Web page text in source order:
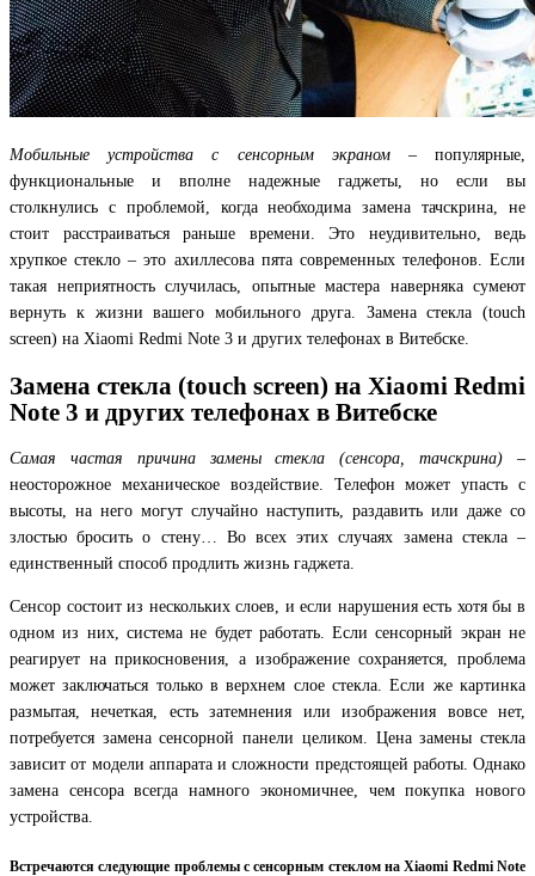
Мобильные устройства с сенсорным экраном– популярные,
функциональные и вполне надежные гаджеты, но если вы
столкнулись с проблемой, когда необходима замена тачскрина, не
стоит расстраиваться раньше времени. Это неудивительно, ведь
хрупкое стекло – это ахиллесова пята современных телефонов. Если
такая неприятность случилась, опытные мастера наверняка сумеют
вернуть к жизни вашего мобильного друга. Замена стекла (touch
screen) на Xiaomi Redmi Note 3 и других телефонах в Витебске.
Замена стекла (touch screen) на Xiaomi Redmi
Note 3 и других телефонах в Витебске
Самая частая причина замены стекла (сенсора, тачскрина) –
неосторожное механическое воздействие. Телефон может упасть с
высоты, на него могут случайно наступить, раздавить или даже со
злостью бросить о стену… Во всех этих случаях замена стекла –
единственный способ продлить жизнь гаджета.
Сенсор состоит из нескольких слоев, и если нарушения есть хотя бы в
одном из них, система не будет работать. Если сенсорный экран не
реагирует на прикосновения, а изображение сохраняется, проблема
может заключаться только в верхнем слое стекла. Если же картинка
размытая, нечеткая, есть затемнения или изображения вовсе нет,
потребуется замена сенсорной панели целиком. Цена замены стекла
зависит от модели аппарата и сложности предстоящей работы. Однако
замена сенсора всегда намного экономичнее, чем покупка нового
устройства.
Встречаются следующие проблемы с сенсорным стеклом на Xiaomi Redmi Note